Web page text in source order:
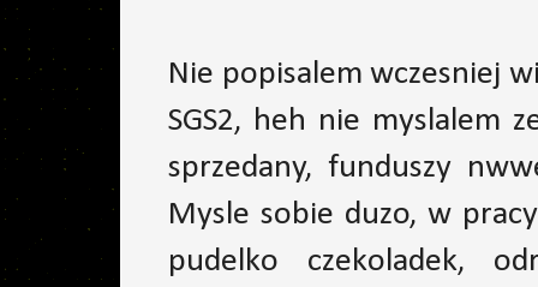
Nie popisalem wczesniej
SGS2, heh nie myslalem
sprzedany, funduszy
Mysle sobie duzo, w
pudelko czekoladek,